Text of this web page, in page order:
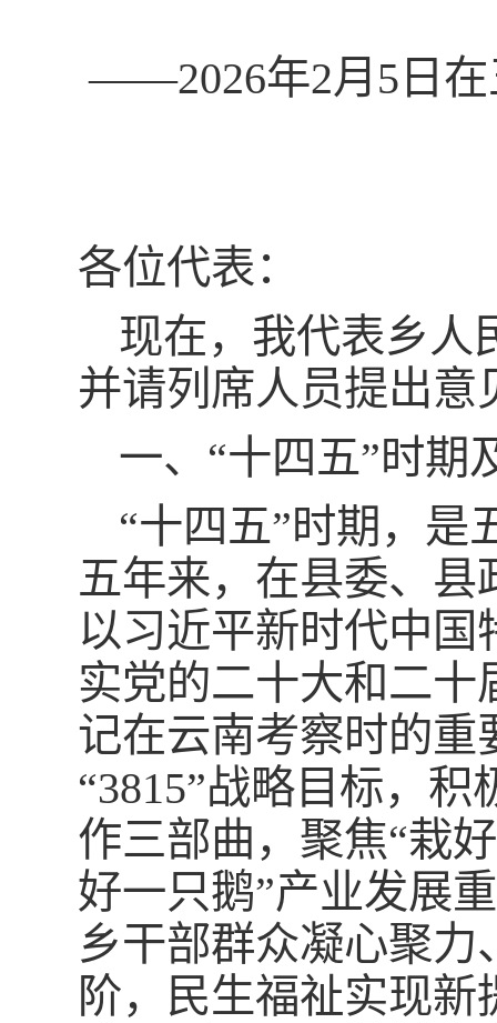
——2026年2月5日在
各位代表：
现在，我代表乡人
并请列席人员提出意
一、“十四五”时期
“十四五”时期，是
五年来，在县委、
以习近平新时代中
实党的二十大和二
记在云南考察时的重
“3815”战略目标，积
作三部曲，聚焦“栽
好一只鹅”产业发展
乡干部群众凝心聚
阶，民生福祉实现